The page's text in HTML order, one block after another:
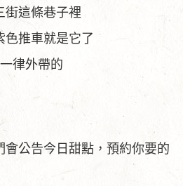
街這條巷子裡
色推車就是它了
律外帶的
會公告今日甜點，預約你要的